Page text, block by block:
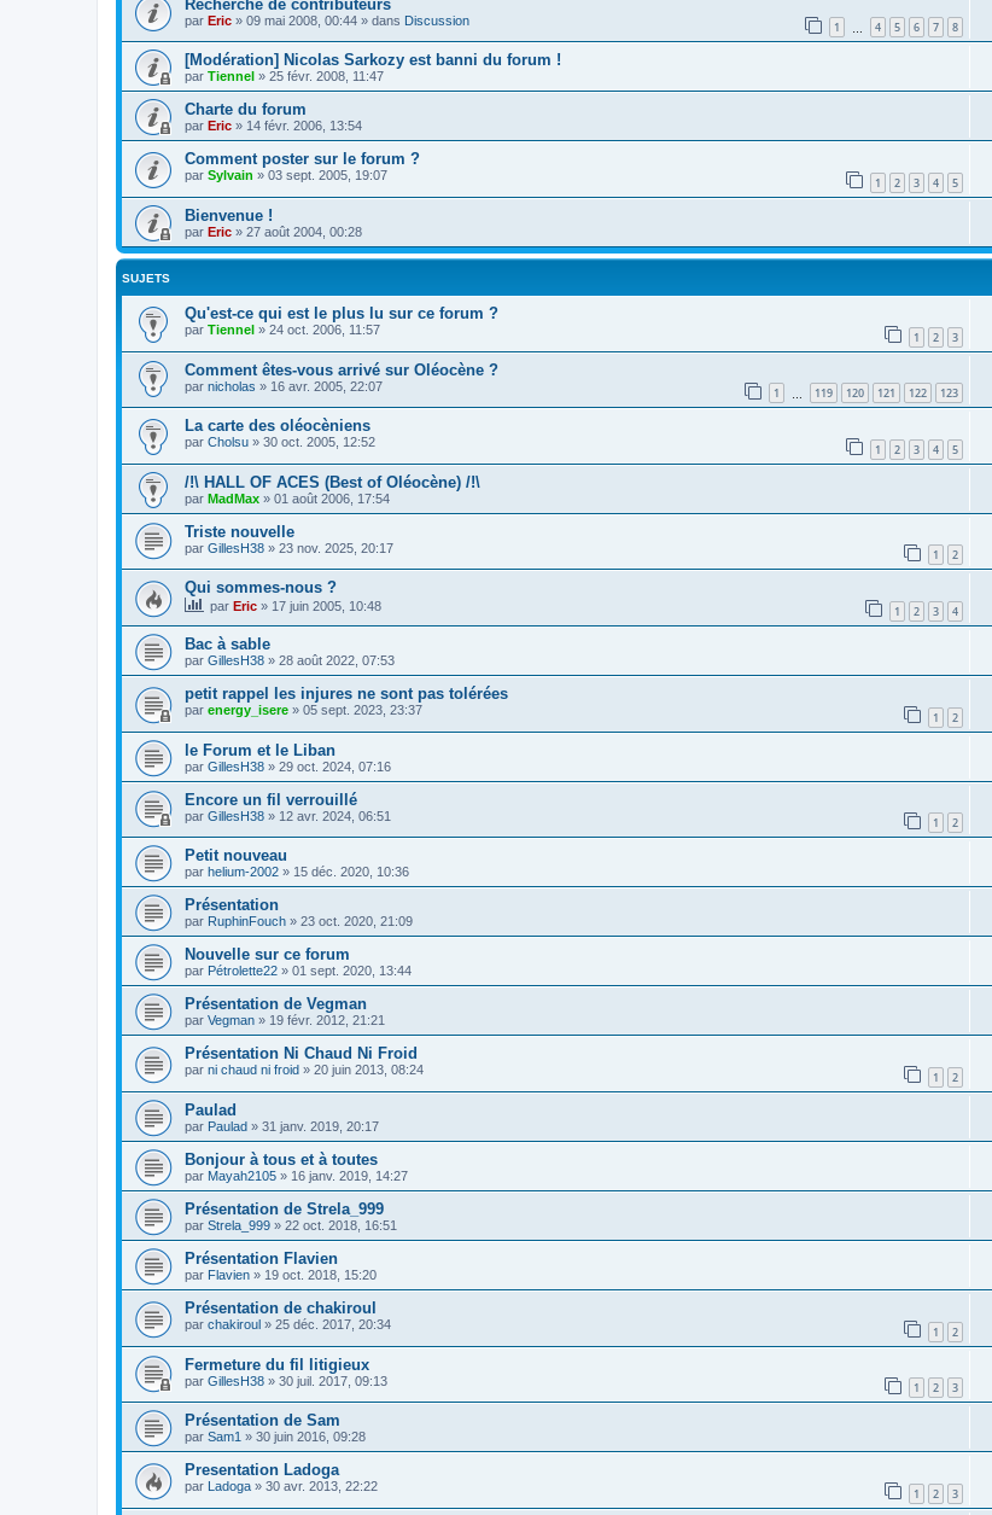
Recherche de contributeurs
par Eric » 09 mai 2008, 00:44 » dans Discussion 1 4 5 6 7 8
[Modération] Nicolas Sarkozy est banni du forum !
par Tiennel » 25 févr. 2008, 11:47
Charte du forum
par Eric » 14 févr. 2006, 13:54
Comment poster sur le forum ?
par Sylvain » 03 sept. 2005, 19:07 1 2 3 4 5
Bienvenue !
par Eric » 27 août 2004, 00:28
SUJETS
Qu'est-ce qui est le plus lu sur ce forum ?
par Tiennel » 24 oct. 2006, 11:57 1 2 3
Comment êtes-vous arrivé sur Oléocène ?
par nicholas » 16 avr. 2005, 22:07 1 119 120 121 122 123
La carte des oléocèniens
par Cholsu » 30 oct. 2005, 12:52 1 2 3 4 5
/!\ HALL OF ACES (Best of Oléocène) /!\
par MadMax » 01 août 2006, 17:54
Triste nouvelle
par GillesH38 » 23 nov. 2025, 20:17 1 2
Qui sommes-nous ?
par Eric » 17 juin 2005, 10:48 1 2 3 4
Bac à sable
par GillesH38 » 28 août 2022, 07:53
petit rappel les injures ne sont pas tolérées
par energy_isere » 05 sept. 2023, 23:37 1 2
le Forum et le Liban
par GillesH38 » 29 oct. 2024, 07:16
Encore un fil verrouillé
par GillesH38 » 12 avr. 2024, 06:51 1 2
Petit nouveau
par helium-2002 » 15 déc. 2020, 10:36
Présentation
par RuphinFouch » 23 oct. 2020, 21:09
Nouvelle sur ce forum
par Pétrolette22 » 01 sept. 2020, 13:44
Présentation de Vegman
par Vegman » 19 févr. 2012, 21:21
Présentation Ni Chaud Ni Froid
par ni chaud ni froid » 20 juin 2013, 08:24 1 2
Paulad
par Paulad » 31 janv. 2019, 20:17
Bonjour à tous et à toutes
par Mayah2105 » 16 janv. 2019, 14:27
Présentation de Strela_999
par Strela_999 » 22 oct. 2018, 16:51
Présentation Flavien
par Flavien » 19 oct. 2018, 15:20
Présentation de chakiroul
par chakiroul » 25 déc. 2017, 20:34 1 2
Fermeture du fil litigieux
par GillesH38 » 30 juil. 2017, 09:13 1 2 3
Présentation de Sam
par Sam1 » 30 juin 2016, 09:28
Presentation Ladoga
par Ladoga » 30 avr. 2013, 22:22 1 2 3